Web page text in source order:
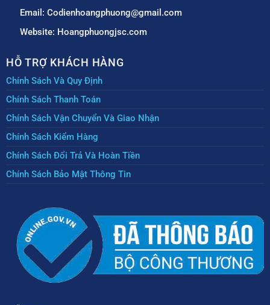
Email: Codienhoangphuong@gmail.com
Website: Hoangphuongjsc.com
HỖ TRỢ KHÁCH HÀNG
Chính Sách Và Quy Định
Chính Sách Thanh Toán
Chính Sách Vận Chuyển Và Giao Nhận
Chính Sách Kiểm Hàng
Chính Sách Đổi Trả Và Hoàn Tiền
Chính Sách Bảo Mật Thông Tin